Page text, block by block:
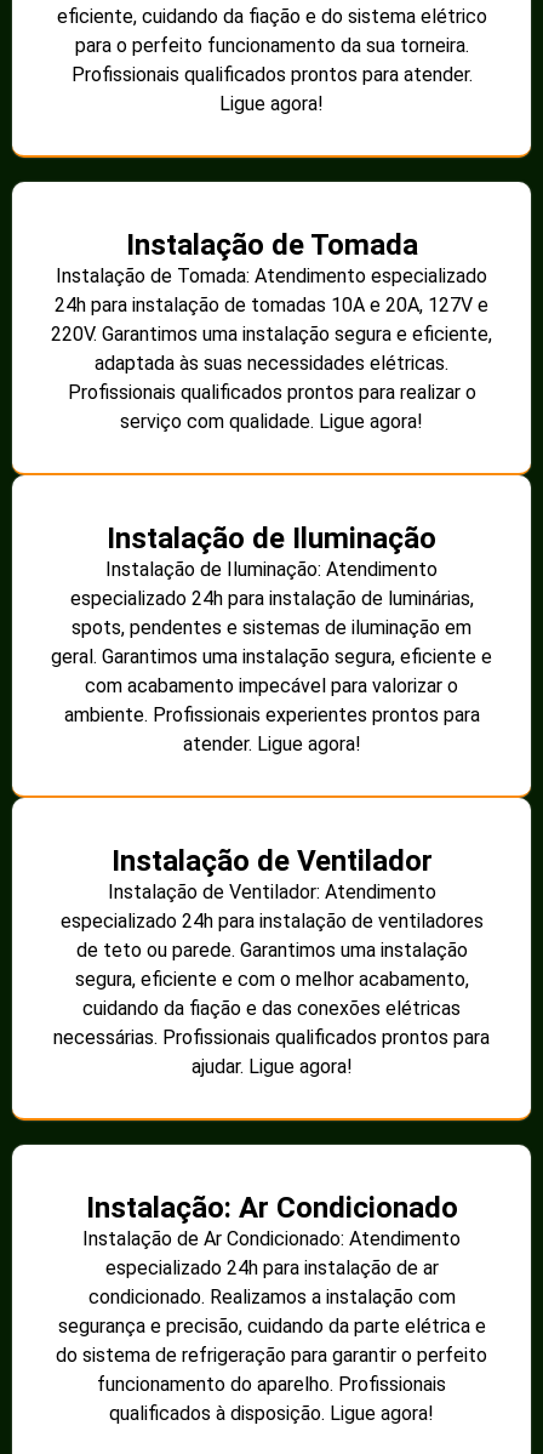
eficiente, cuidando da fiação e do sistema elétrico
para o perfeito funcionamento da sua torneira.
Profissionais qualificados prontos para atender.
Ligue agora!
Instalação de Tomada
Instalação de Tomada: Atendimento especializado
24h para instalação de tomadas 10A e 20A, 127V e
220V. Garantimos uma instalação segura e eficiente,
adaptada às suas necessidades elétricas.
Profissionais qualificados prontos para realizar o
serviço com qualidade. Ligue agora!
Instalação de Iluminação
Instalação de Iluminação: Atendimento
especializado 24h para instalação de luminárias,
spots, pendentes e sistemas de iluminação em
geral. Garantimos uma instalação segura, eficiente e
com acabamento impecável para valorizar o
ambiente. Profissionais experientes prontos para
atender. Ligue agora!
Instalação de Ventilador
Instalação de Ventilador: Atendimento
especializado 24h para instalação de ventiladores
de teto ou parede. Garantimos uma instalação
segura, eficiente e com o melhor acabamento,
cuidando da fiação e das conexões elétricas
necessárias. Profissionais qualificados prontos para
ajudar. Ligue agora!
Instalação: Ar Condicionado
Instalação de Ar Condicionado: Atendimento
especializado 24h para instalação de ar
condicionado. Realizamos a instalação com
segurança e precisão, cuidando da parte elétrica e
do sistema de refrigeração para garantir o perfeito
funcionamento do aparelho. Profissionais
qualificados à disposição. Ligue agora!